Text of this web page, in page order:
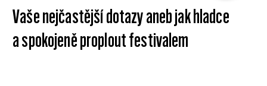
Vaše nejčastější dotazy aneb jak hladce
a spokojeně proplout festivalem